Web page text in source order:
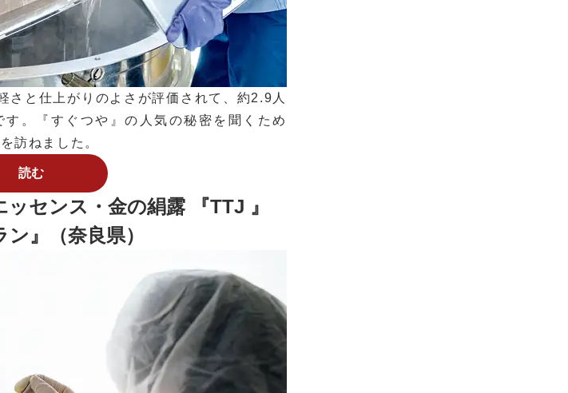
さと仕上がりのよさが評価されて、約2.9人
。『すぐつや』の人気の秘密を聞くため
訪ねました。
読む
センス・金の絹露 『TTJ 』
』（奈良県）